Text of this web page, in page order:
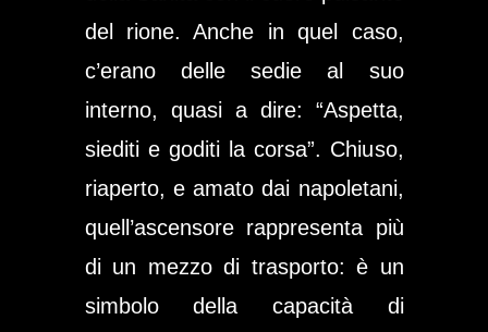
del rione. Anche in quel caso,
c’erano delle sedie al suo
interno, quasi a dire: “Aspetta,
siediti e goditi la corsa”. Chiuso,
riaperto, e amato dai napoletani,
quell’ascensore rappresenta più
di un mezzo di trasporto: è un
simbolo della capacità di